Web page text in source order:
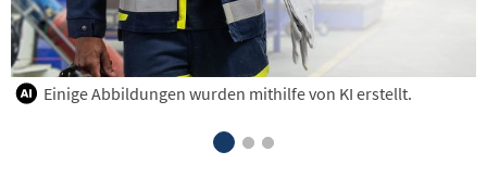
Einige Abbildungen wurden mithilfe von KI erstellt.